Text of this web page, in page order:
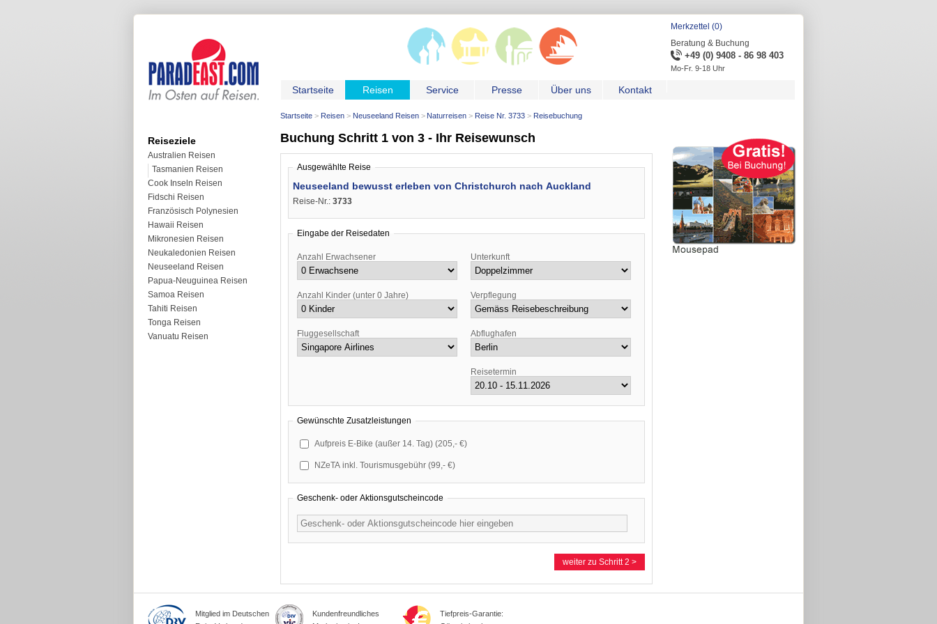
Merkzettel (0)
Beratung & Buchung
+49 (0) 9408 - 86 98 403
Mo-Fr. 9-18 Uhr
Startseite Reisen Service Presse Über uns Kontakt
Startseite Reisen Neuseeland Reisen Naturreisen Reise Nr. 3733 Reisebuchung
Buchung Schritt 1 von 3 - Ihr Reisewunsch
Ausgewählte Reise
Neuseeland bewusst erleben von Christchurch nach Auckland
Reise-Nr.: 3733
Eingabe der Reisedaten
Anzahl Erwachsener
Anzahl Kinder (unter 0 Jahre)
Fluggesellschaft
Unterkunft
Verpflegung
Abflughafen
Reisetermin
Gewünschte Zusatzleistungen
Aufpreis E-Bike (außer 14. Tag) (205,- €)
NZeTA inkl. Tourismusgebühr (99,- €)
Geschenk- oder Aktionsgutscheincode
Reiseziele
Australien Reisen
Tasmanien Reisen
Cook Inseln Reisen
Fidschi Reisen
Französisch Polynesien
Hawaii Reisen
Mikronesien Reisen
Neukaledonien Reisen
Neuseeland Reisen
Papua-Neuguinea Reisen
Samoa Reisen
Tahiti Reisen
Tonga Reisen
Vanuatu Reisen
Mitglied im Deutschen
Kundenfreundliches
Tiefpreis-Garantie: